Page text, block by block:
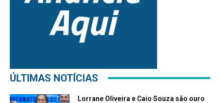
ÚLTIMAS NOTÍCIAS
Lorrane Oliveira e Caio Souza são ouro